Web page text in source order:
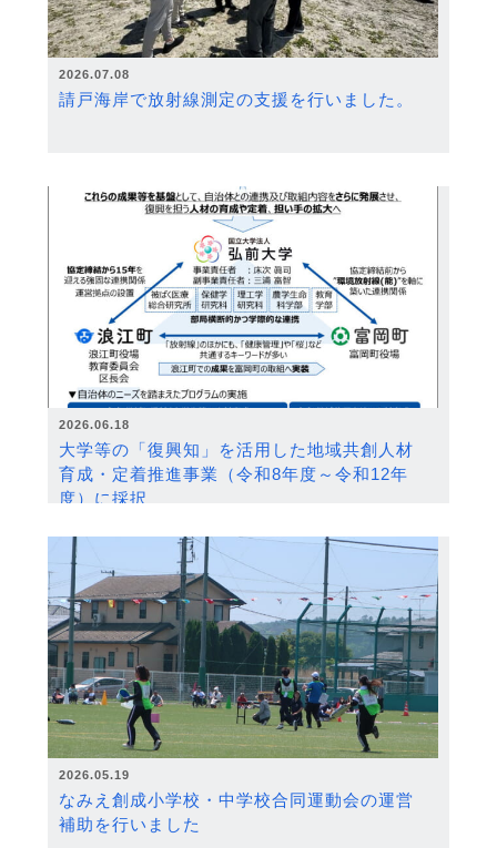
2026.07.08
請戸海岸で放射線測定の支援を行いました。
2026.06.18
大学等の「復興知」を活用した地域共創人材
育成・定着推進事業（令和8年度～令和12年
度）に採択
2026.05.19
なみえ創成小学校・中学校合同運動会の運営
補助を行いました